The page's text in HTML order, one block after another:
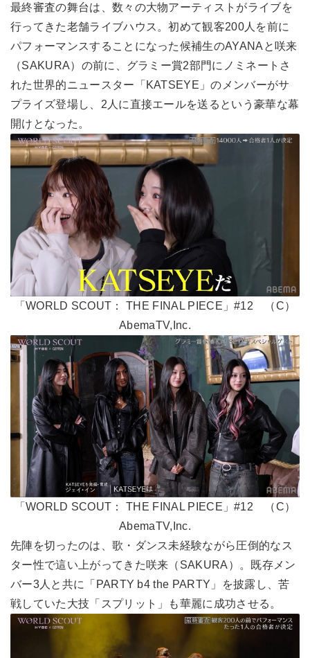
最終審査の舞台は、数々の大物アーティストがライブを
行ってきた老舗ライブハウス。初めて観客200人を前に
パフォーマンスすることになった候補生のAYANAと咲来
（SAKURA）の前に、グラミー賞2部門にノミネートさ
れた世界的ニュースター「KATSEYE」のメンバーがサ
プライズ登場し、2人に直接エールを送るという豪華な幕
開けとなった。
「WORLD SCOUT： THE FINAL PIECE」#12 （C）
AbemaTV,Inc.
「WORLD SCOUT： THE FINAL PIECE」#12 （C）
AbemaTV,Inc.
先陣を切ったのは、歌・ダンス未経験ながら圧倒的なス
ター性で這い上がってきた咲来（SAKURA）。既存メン
バー3人と共に「PARTY b4 the PARTY」を披露し、苦
戦していた大技「スプリット」も華麗に成功させる。